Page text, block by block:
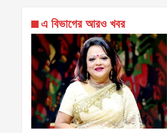
এ বিভাগের আরও খবর